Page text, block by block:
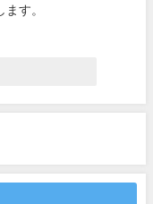
す。